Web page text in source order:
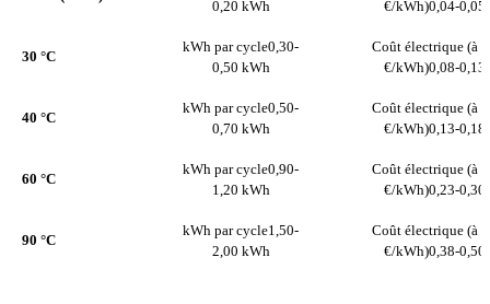
0,20 kWh
€/kWh)0,04-0,05
30 °C
kWh par cycle0,30-
0,50 kWh
Coût électrique (à
€/kWh)0,08-0,13
40 °C
kWh par cycle0,50-
0,70 kWh
Coût électrique (à
€/kWh)0,13-0,18
60 °C
kWh par cycle0,90-
1,20 kWh
Coût électrique (à
€/kWh)0,23-0,30
90 °C
kWh par cycle1,50-
2,00 kWh
Coût électrique (à
€/kWh)0,38-0,50